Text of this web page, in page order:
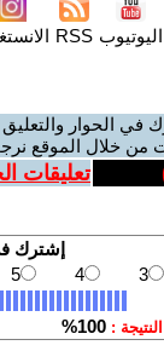
اليوتيوب RSS
في الحوار
من خلال الموقع
تعليقات